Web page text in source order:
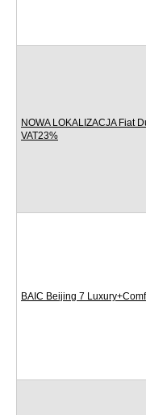
NOWA LOKALIZACJA Fiat
VAT23%
BAIC Beijing 7